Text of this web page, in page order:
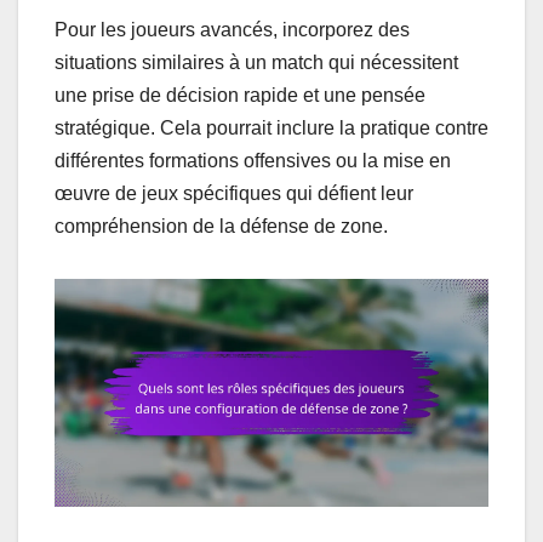
Pour les joueurs avancés, incorporez des
situations similaires à un match qui nécessitent
une prise de décision rapide et une pensée
stratégique. Cela pourrait inclure la pratique contre
différentes formations offensives ou la mise en
œuvre de jeux spécifiques qui défient leur
compréhension de la défense de zone.